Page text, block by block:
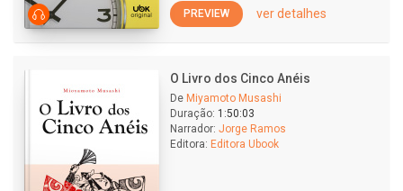
PREVIEW ver detalhes
O Livro dos Cinco Anéis
De Miyamoto Musashi
Duração: 1:50:03
Narrador: Jorge Ramos
Editora: Editora Ubook